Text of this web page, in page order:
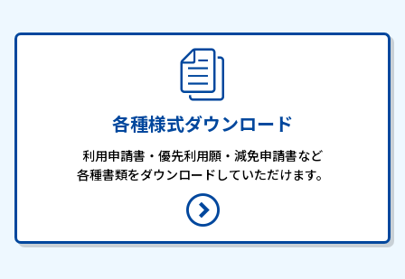
各種様式ダウンロード
利用申請書・優先利用願・減免申請書など
各種書類をダウンロードしていただけます。